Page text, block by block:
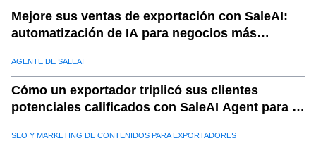
Mejore sus ventas de exportación con SaleAI:
automatización de IA para negocios más
AGENTE DE SALEAI
Cómo un exportador triplicó sus clientes
potenciales calificados con SaleAI Agent para la
SEO Y MARKETING DE CONTENIDOS PARA EXPORTADORES